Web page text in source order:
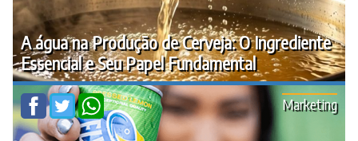
A água na Produção de Cerveja: O Ingrediente
Essencial e Seu Papel Fundamental
Marketing